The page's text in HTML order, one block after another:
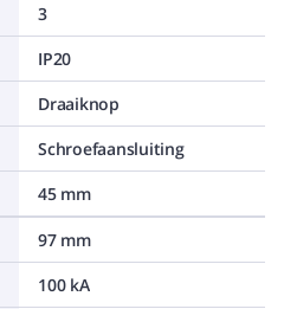
3
IP20
Draaiknop
Schroefaansluiting
45 mm
97 mm
100 kA